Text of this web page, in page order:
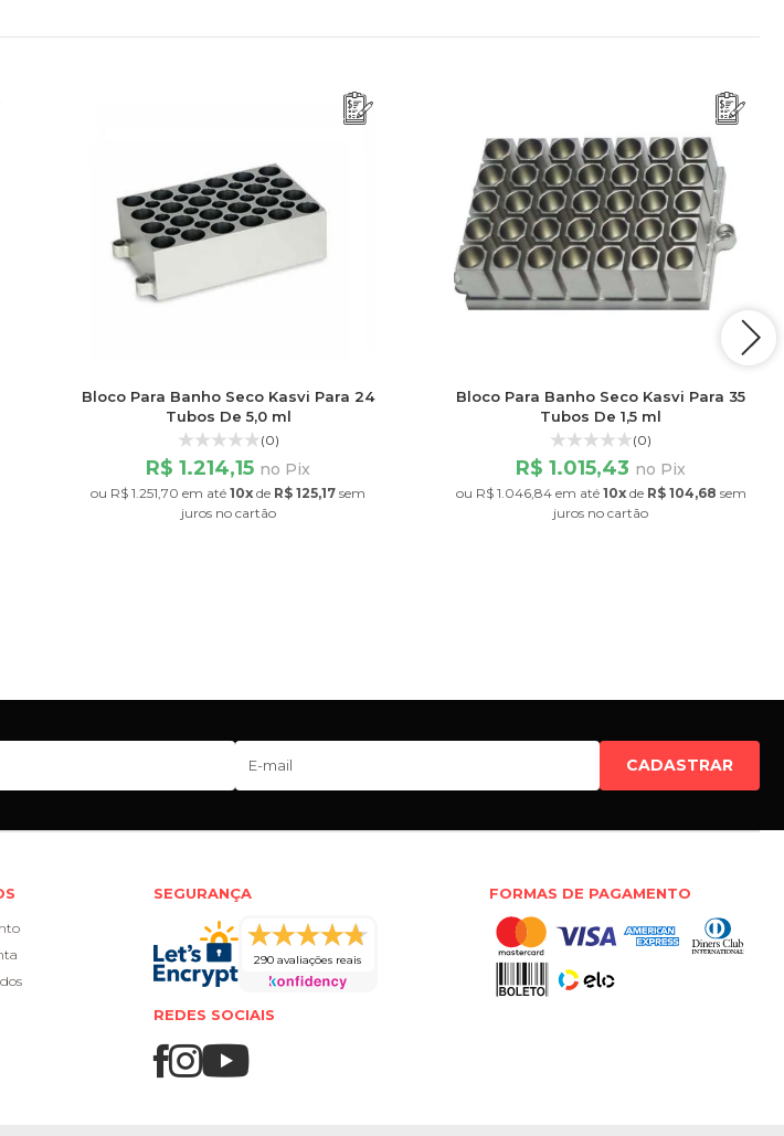
Bloco Para Banho Seco Kasvi Para 24
Tubos De 5,0 ml
(0)
R$ 1.214,15 no Pix
ou R$ 1.251,70 em até10x de R$ 125,17 sem
jurosno cartão
Bloco Para Banho Seco Kasvi Para 35
Tubos De 1,5 ml
(0)
R$ 1.015,43 no Pix
ou R$ 1.046,84em até 10xde R$ 104,68 sem
juros no cartão
CADASTRAR
SEGURANÇA
290 avaliações reais
REDES SOCIAIS
FORMAS DE PAGAMENTO